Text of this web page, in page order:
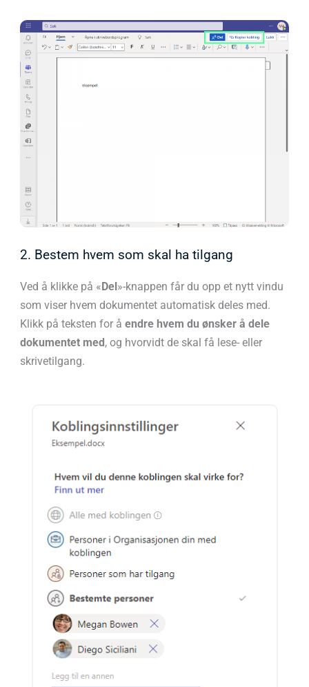
2. Bestem hvem som skal ha tilgang
Ved å klikke på «Del»-knappen får du opp et nytt vindu
som viser hvem dokumentet automatisk deles med.
Klikk på teksten for å endre hvem du ønsker å dele
dokumentet med, og hvorvidt de skal få lese- eller
skrivetilgang.